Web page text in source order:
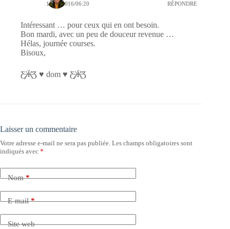
12/04/2016/06:20 RÉPONDRE
Intéressant … pour ceux qui en ont besoin.
Bon mardi, avec un peu de douceur revenue …
Hélas, journée courses.
Bisoux,
Ƹ̵̡Ӝ̵̨̄Ʒ ♥ dom ♥ Ƹ̵̡Ӝ̵̨̄Ʒ
Laisser un commentaire
Votre adresse e-mail ne sera pas publiée. Les champs obligatoires sont
indiqués avec *
Nom*
E-mail*
Site web